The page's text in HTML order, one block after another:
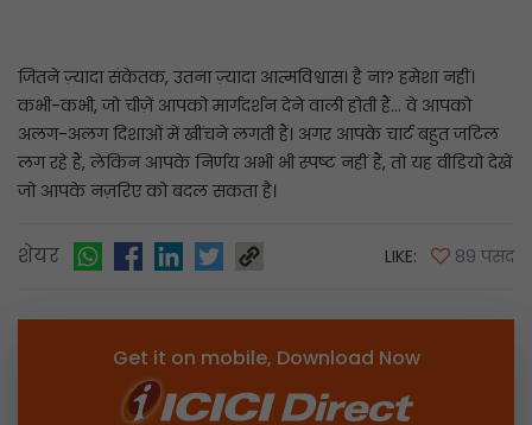
जितने ज़्यादा संकेतक, उतना ज़्यादा आत्मविश्वास। है ना? हमेशा नहीं।
कभी-कभी, जो चीज़ें आपको मार्गदर्शन देने वाली होती हैं... वे आपको
अलग-अलग दिशाओं में खींचने लगती हैं। अगर आपके चार्ट बहुत जटिल
लग रहे हैं, लेकिन आपके निर्णय अभी भी स्पष्ट नहीं हैं, तो यह वीडियो देखें
जो आपके नज़रिए को बदल सकता है।
शेयर LIKE: 89 पसंद
Get it on mobile, Download Now